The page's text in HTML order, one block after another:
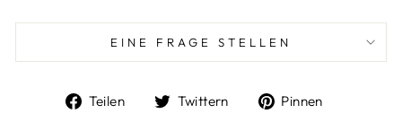
EINE FRAGE STELLEN
Teilen
Auf
Twittern
Auf
Pinnen